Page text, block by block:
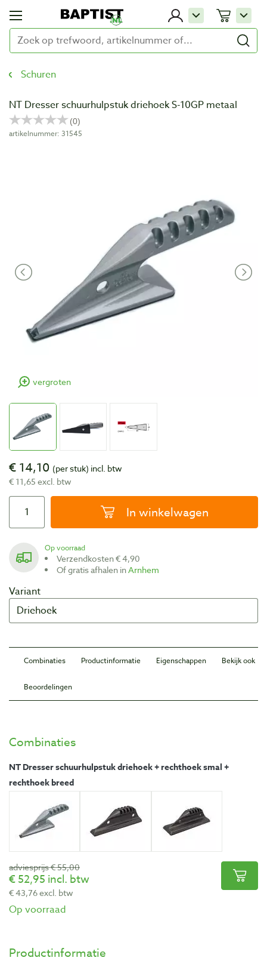
Schuren
NT Dresser schuurhulpstuk driehoek S-10GP metaal
artikelnummer: 31545
vergroten
€ 14,10 (per stuk) incl. btw
€ 11,65 excl. btw
In winkelwagen
Op voorraad
Verzendkosten € 4,90
Of gratis afhalen inArnhem
Variant
Combinaties Productinformatie Eigenschappen Bekijk ook
Beoordelingen
Combinaties
NT Dresser schuurhulpstuk driehoek + rechthoek smal +
rechthoek breed
adviesprijs € 55,00
52,95 incl. btw
43,76 excl. btw
Op voorraad
Productinformatie